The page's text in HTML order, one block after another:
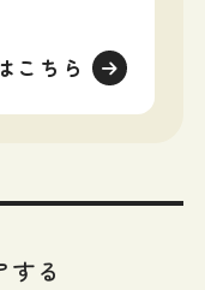
こちら
する